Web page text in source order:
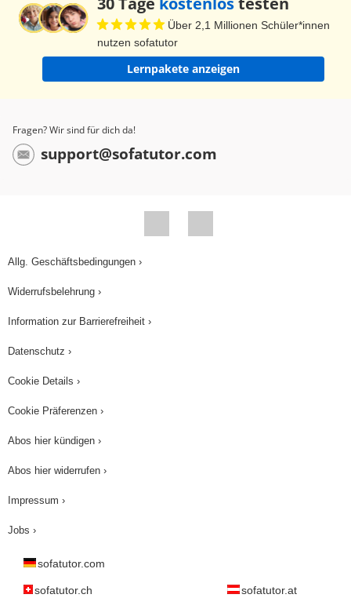
Über 2,1 Millionen Schüler*innen
nutzen sofatutor
Lernpakete anzeigen
Fragen? Wir sind für dich da!
support@sofatutor.com
Allg. Geschäftsbedingungen ›
Widerrufsbelehrung ›
Information zur Barrierefreiheit ›
Datenschutz ›
Cookie Details ›
Cookie Präferenzen ›
Abos hier kündigen ›
Abos hier widerrufen ›
Impressum ›
Jobs ›
sofatutor.com
sofatutor.ch sofatutor.at